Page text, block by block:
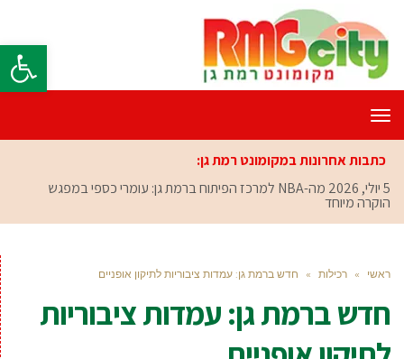
פתח
תפריט
כתבות אחרונות במקומונט רמת גן:
5 יולי, 2026
מה-NBA למרכז הפיתוח ברמת גן: עומרי כספי במפגש
הוקרה מיוחד
ראשי » רכילות » חדש ברמת גן: עמדות ציבוריות לתיקון אופניים
חדש ברמת גן: עמדות ציבוריות